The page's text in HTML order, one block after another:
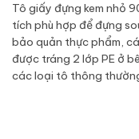
Tô giấy đựng kem nhỏ
tích phù hợp để đựng
bảo quản thực phẩm,
được tráng 2 lớp PE ở
các loại tô thông